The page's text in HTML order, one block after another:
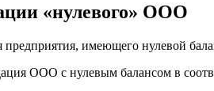
«нулевого» ООО
предприятия, имеющего нулевой
ООО с нулевым балансом в